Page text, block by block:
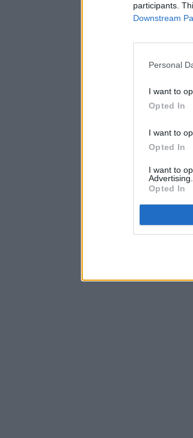
participants.
Downstream
Personal
I want to
Opted In
I want to
Opted In
I want to
Advertising.
Opted In